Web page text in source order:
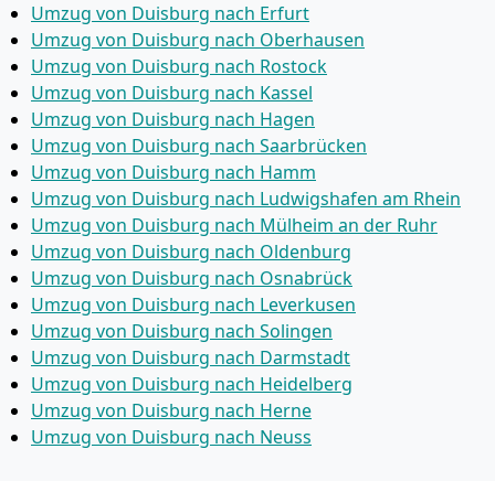
Umzug von Duisburg nach Erfurt
Umzug von Duisburg nach Oberhausen
Umzug von Duisburg nach Rostock
Umzug von Duisburg nach Kassel
Umzug von Duisburg nach Hagen
Umzug von Duisburg nach Saarbrücken
Umzug von Duisburg nach Hamm
Umzug von Duisburg nach Ludwigshafen am Rhein
Umzug von Duisburg nach Mülheim an der Ruhr
Umzug von Duisburg nach Oldenburg
Umzug von Duisburg nach Osnabrück
Umzug von Duisburg nach Leverkusen
Umzug von Duisburg nach Solingen
Umzug von Duisburg nach Darmstadt
Umzug von Duisburg nach Heidelberg
Umzug von Duisburg nach Herne
Umzug von Duisburg nach Neuss